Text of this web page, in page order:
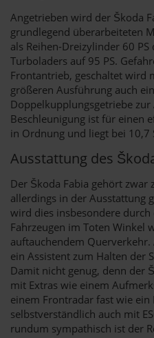
Angetrieben wird der Škoda
grundlegend überarbeiteten
als Reihen-Dreizylinder 60
Turboladers auf 95 PS.
Frontantrieb, geschaltet wird
größeren Ausführung auch
Doppelkupplungsgetriebe
Beschleunigung ist für einen
in Ordnung und liegt bei
Ausstattung des
Der Škoda Fabia gehört
allerdings in der Ausstattung
wird dies insbesondere durch
Fahrzeugen im Toten Winkel
auftauchendem
ein Assistent zum Halten der
Damit nicht genug, denn der
mit Extras wie einem
einem Frontradar fast wie
selbstverständlich auch mit
rundum sympathisch ist der